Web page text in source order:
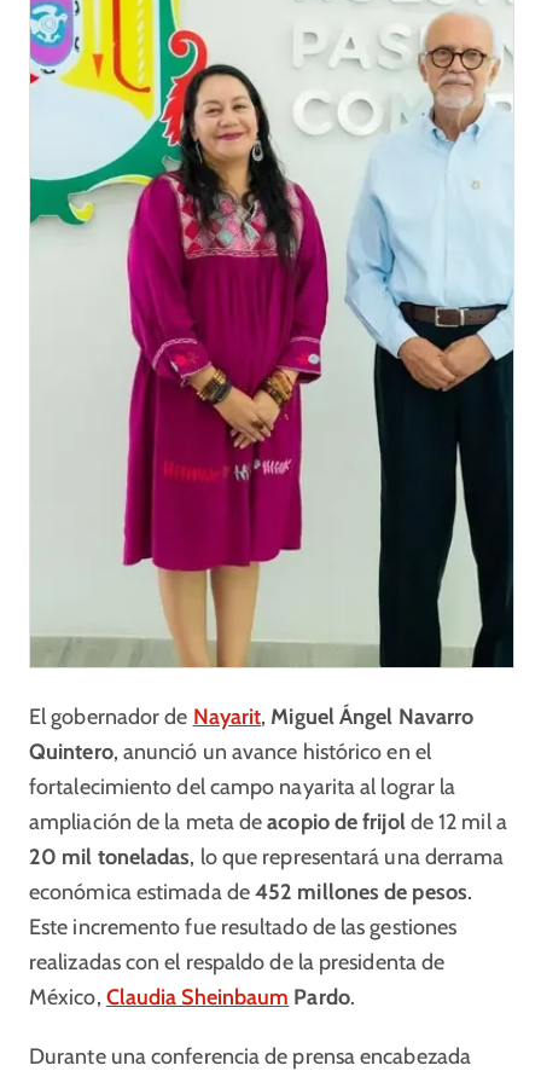
El gobernador de Nayarit,Miguel Ángel Navarro
Quintero, anunció un avance histórico en el
fortalecimiento del campo nayarita al lograr la
ampliación de la meta deacopio de frijolde 12 mil a
20 mil toneladas, lo que representará una derrama
económica estimada de452 millones de pesos.
Este incremento fue resultado de las gestiones
realizadas con el respaldo de la presidenta de
México, Claudia Sheinbaum Pardo.
Durante una conferencia de prensa encabezada